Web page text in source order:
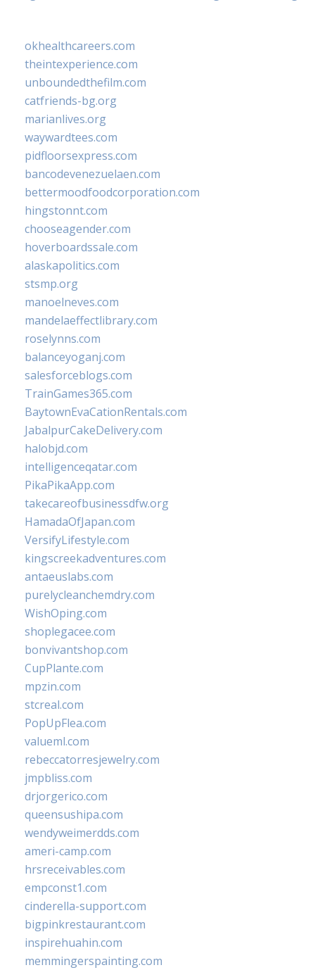
okhealthcareers.com
theintexperience.com
unboundedthefilm.com
catfriends-bg.org
marianlives.org
waywardtees.com
pidfloorsexpress.com
bancodevenezuelaen.com
bettermoodfoodcorporation.com
hingstonnt.com
chooseagender.com
hoverboardssale.com
alaskapolitics.com
stsmp.org
manoelneves.com
mandelaeffectlibrary.com
roselynns.com
balanceyoganj.com
salesforceblogs.com
TrainGames365.com
BaytownEvaCationRentals.com
JabalpurCakeDelivery.com
halobjd.com
intelligenceqatar.com
PikaPikaApp.com
takecareofbusinessdfw.org
HamadaOfJapan.com
VersifyLifestyle.com
kingscreekadventures.com
antaeuslabs.com
purelycleanchemdry.com
WishOping.com
shoplegacee.com
bonvivantshop.com
CupPlante.com
mpzin.com
stcreal.com
PopUpFlea.com
valueml.com
rebeccatorresjewelry.com
jmpbliss.com
drjorgerico.com
queensushipa.com
wendyweimerdds.com
ameri-camp.com
hrsreceivables.com
empconst1.com
cinderella-support.com
bigpinkrestaurant.com
inspirehuahin.com
memmingerspainting.com